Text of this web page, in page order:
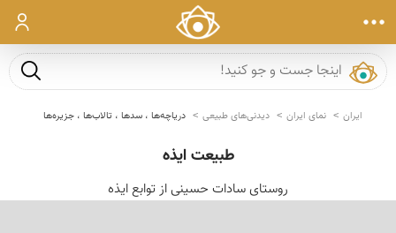
ورود
جست و
ایران نمای ایران دیدنی‌های طبیعی دریاچه‌ها ، سدها ، تالاب‌ها ، جزیره‌ها
طبیعت ایذه
روستای سادات حسینی از توابع ایذه